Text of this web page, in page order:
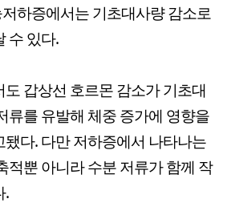
하증에서는 기초대사량 감소로
수 있다.
갑상선 호르몬 감소가 기초대
류를 유발해 체중 증가에 영향을
다. 다만 저하증에서 나타나는
적뿐 아니라 수분 저류가 함께 작
.